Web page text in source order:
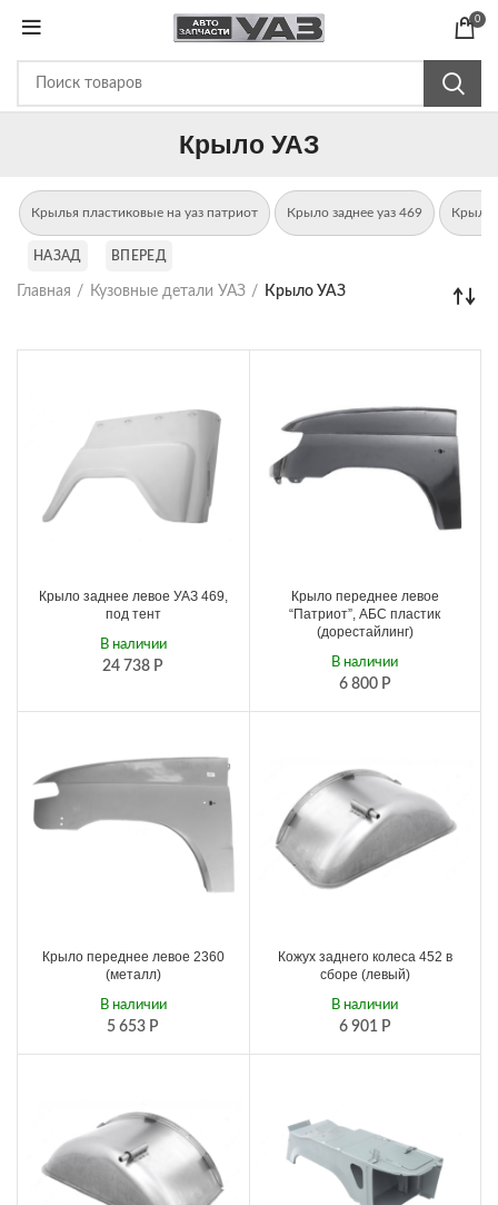
0
Крыло УАЗ
Крылья пластиковые на уаз патриот Крыло заднее уаз 469 Крыло
НАЗАД ВПЕРЕД
Главная Кузовные детали УАЗ Крыло УАЗ
Крыло заднее левое УАЗ 469,
под тент
24 738 Р
В наличии
Крыло переднее левое
“Патриот”, АБС пластик
(дорестайлинг)
6 800 Р
В наличии
Крыло переднее левое 2360
(металл)
5 653 Р
В наличии
Кожух заднего колеса 452 в
сборе (левый)
6 901 Р
В наличии